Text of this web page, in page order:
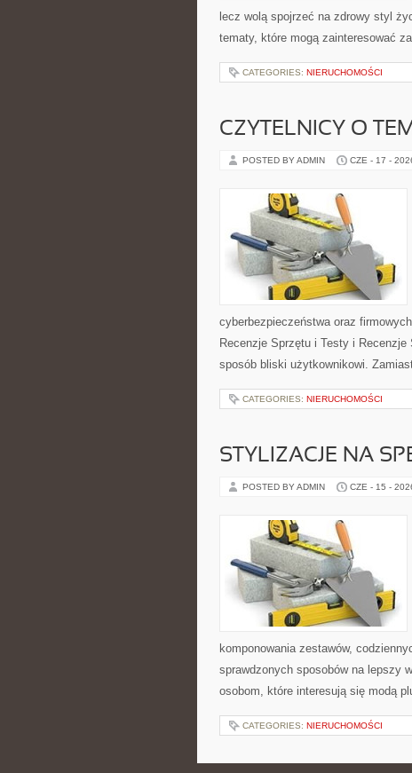
lecz wolą spojrzeć na zdrowy styl
tematy, które mogą zainteresować
CATEGORIES: NIERUCHOMOŚCI
CZYTELNICY O
POSTED BY ADMIN CZE - 17 -
cyberbezpieczeństwa oraz
Recenzje Sprzętu i Testy i
sposób bliski użytkownikowi.
CATEGORIES: NIERUCHOMOŚCI
STYLIZACJE NA
POSTED BY ADMIN CZE - 15 -
komponowania zestawów,
sprawdzonych sposobów na lepszy
osobom, które interesują się modą
CATEGORIES: NIERUCHOMOŚCI